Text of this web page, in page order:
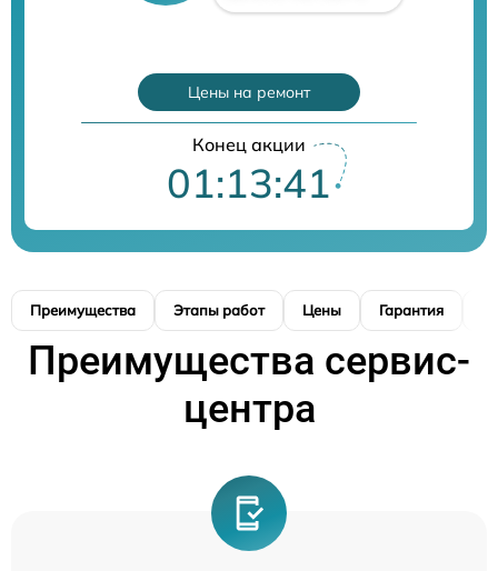
Цены на ремонт
Конец акции
01:13:40
Преимущества Этапы работ Цены Гарантия
Преимущества сервис-
центра